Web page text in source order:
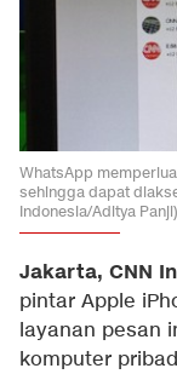
WhatsApp
sehingga dapat
Indonesia/Aditya Panji)
Jakarta, CNN
pintar Apple
layanan pesan
komputer